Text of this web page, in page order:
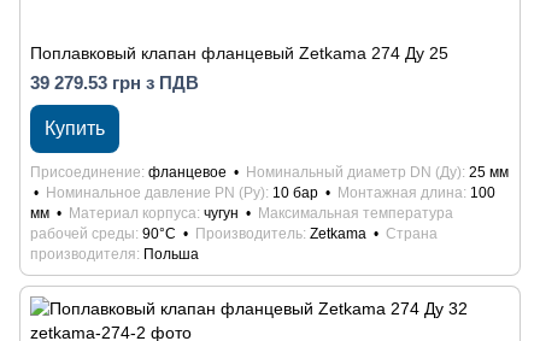
Поплавковый клапан фланцевый Zetkama 274 Ду 25
39 279.53 грн з ПДВ
Купить
Присоединение фланцевое Номинальный диаметр DN (Ду) 25 мм
Номинальное давление PN (Ру) 10 бар Монтажная длина 100
мм
Материал корпуса чугун
Максимальная температура
рабочей среды 90°С Производитель Zetkama
Страна
производителя
Польша